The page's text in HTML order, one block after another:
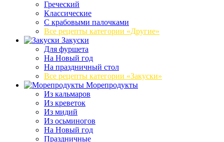
Греческий
Классические
С крабовыми палочками
Все рецепты категории «Другие»
Закуски
Для фуршета
На Новый год
На праздничный стол
Все рецепты категории «Закуски»
Морепродукты
Из кальмаров
Из креветок
Из мидий
Из осьминогов
На Новый год
Праздничные